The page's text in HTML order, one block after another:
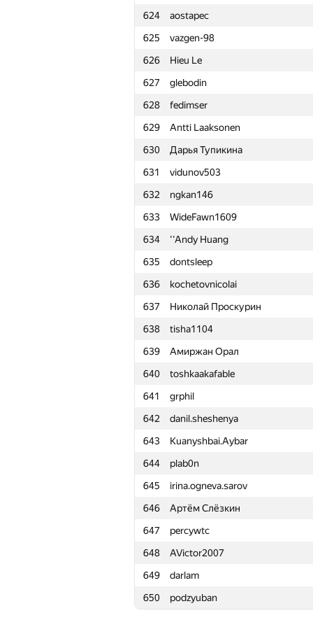
624
aostapec
625
vazgen-98
626
Hieu Le
627
glebodin
628
fedimser
629
Antti Laaksonen
630
Дарья Тупикина
631
vidunov503
632
ngkan146
633
WideFawn1609
634
''Andy Huang
635
dontsleep
636
kochetovnicolai
637
Николай Проскурин
638
tisha1104
639
Амиржан Орал
640
toshkaakafable
641
grphil
642
danil.sheshenya
643
Kuanyshbai.Aybar
644
plab0n
645
irina.ogneva.sarov
646
Артём Слёзкин
647
percywtc
648
AVictor2007
649
darlam
650
podzyuban
601 LLI.E.P.JI.O.K
602
Aidos Nurmash
603
titimtimon
604
longhuenchan
605
roman-melnyk
606
adalbert.makarovych
607
Saken Kenzhegulov
608
semgold1999
609
Konrad Czapliński
610
Сергей Козуб
611
ElBatanony
612
Rayker
613
ericxiao
614
OmarNaseer
615
sadddddddddddddddd
616
esalexey
617
krypt0x
618
MuravjevSlava
619
Tommyr7
620
Sridhara M
621
leaomatheus
622
arsijo
623
drotik-timofeev
624
aostapec
625
vazgen-98
626
Hieu Le
627
glebodin